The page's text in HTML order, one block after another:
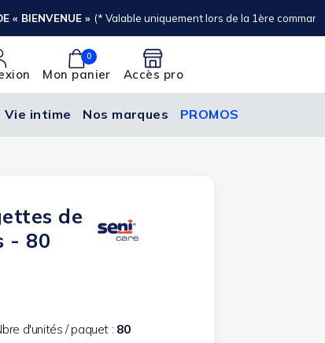
0
Mon panier Accès pro
Vie intime Nos marques PROMOS
de
- 80
d'unités / paquet : 80